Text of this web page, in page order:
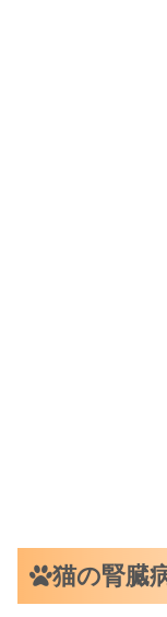
猫の腎臓